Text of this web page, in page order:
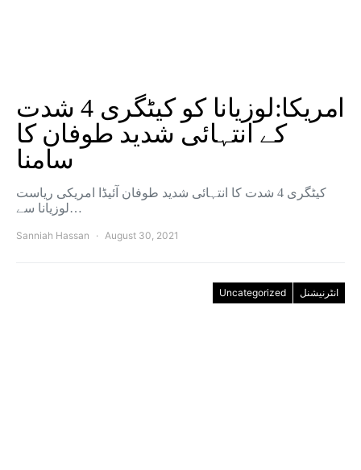
امریکا:لوزیانا کو کیٹگری 4 شدت
کے انتہائی شدید طوفان کا
سامنا
کیٹگری 4 شدت کا انتہائی شدید طوفان آئیڈا امریکی ریاست
لوزیانا سے…
Sanniah Hassan August 30, 2021
Uncategorized انٹرنیشنل